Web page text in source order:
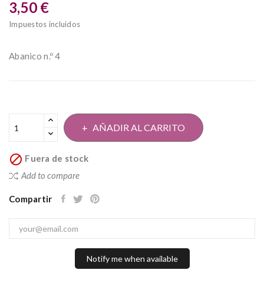
3,50 €
Impuestos incluidos
Abanico n.º 4
AÑADIR AL CARRITO
 Fuera de stock
Add to compare
Compartir
Notify me when available